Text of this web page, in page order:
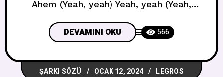
Ahem (Yeah, yeah) Yeah, yeah (Yeah,
Evet, evet (Evet, evet, evet, sheesh) That
ain’t something I would do (That ain’t
something, that ain’t something) Hell
DEVAMINI OKU 566
ŞARKI SÖZÜ OCAK 12, 2024 LEGROS